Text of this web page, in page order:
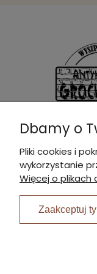
I
Dbamy o
Pliki cookies i
wykorzystanie
Więcej o plikach
Zaakceptuj